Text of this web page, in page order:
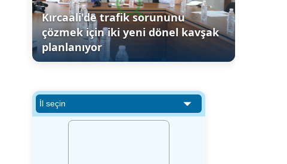
Kırcaali'de trafik sorununu
çözmek için iki yeni dönel kavşak
planlanıyor